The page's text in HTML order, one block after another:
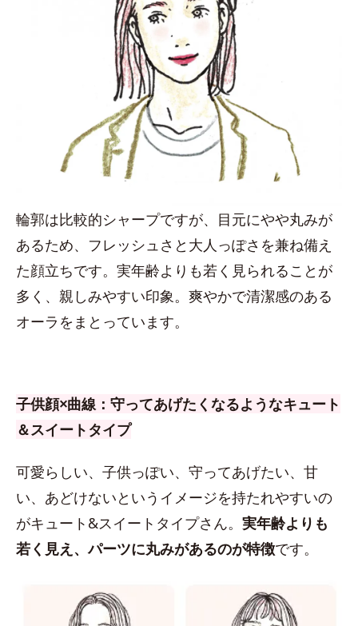
輪郭は比較的シャープですが、目元にやや丸みが
あるため、フレッシュさと大人っぽさを兼ね備え
た顔立ちです。実年齢よりも若く見られることが
多く、親しみやすい印象。爽やかで清潔感のある
オーラをまとっています。
子供顔×曲線：守ってあげたくなるようなキュート
＆スイートタイプ
可愛らしい、子供っぽい、守ってあげたい、甘
い、あどけないというイメージを持たれやすいの
がキュート&スイートタイプさん。 実年齢よりも
若く見え、パーツに丸みがあるのが特徴です。